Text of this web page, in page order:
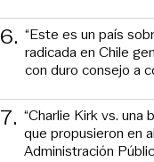
6. “Este es un país
radicada en Chile
con duro consejo a
7. “Charlie Kirk vs. una
que propusieron en
Administración